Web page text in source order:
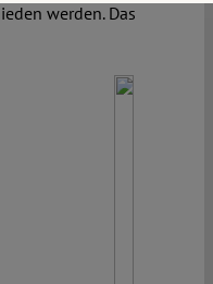
werden. Das